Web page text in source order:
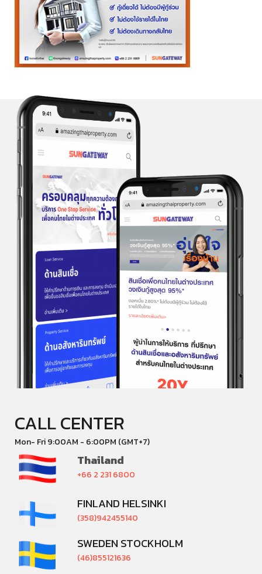
CALL CENTER
Mon- Fri 9:00AM - 6:00PM (GMT+7)
Thailand
+66 2 231 6800
FINLAND HELSINKI
(358)942455140
SWEDEN STOCKHOLM
(46)855121636